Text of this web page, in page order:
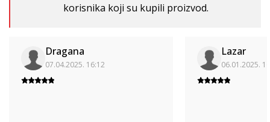
korisnika koji su kupili proizvod.
Dragana
07.04.2025. 16:12
Lazar
06.01.2025.